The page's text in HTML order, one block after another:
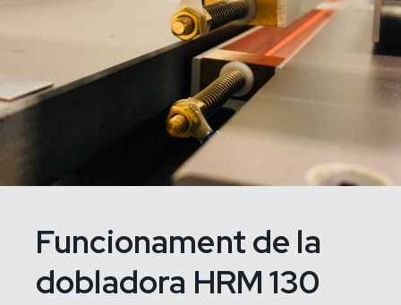
Funcionament de la
dobladora HRM 130